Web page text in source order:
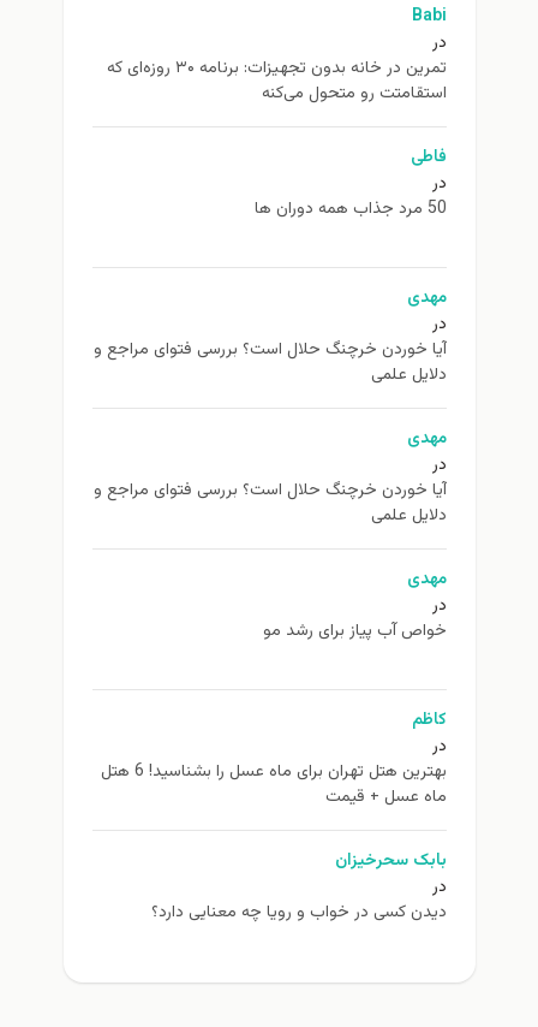
Babi
در
تمرین در خانه بدون تجهیزات: برنامه ۳۰ روزه‌ای که
استقامتت رو متحول می‌کنه
فاطی
در
50 مرد جذاب همه دوران ها
مهدی
در
آیا خوردن خرچنگ حلال است؟ بررسی فتوای مراجع و
دلایل علمی
مهدی
در
آیا خوردن خرچنگ حلال است؟ بررسی فتوای مراجع و
دلایل علمی
مهدی
در
خواص آب پیاز برای رشد مو
کاظم
در
بهترین هتل تهران برای ماه عسل را بشناسید! 6 هتل
ماه عسل + قیمت
بابک سحرخیزان
در
دیدن کسی در خواب و رویا چه معنایی دارد؟